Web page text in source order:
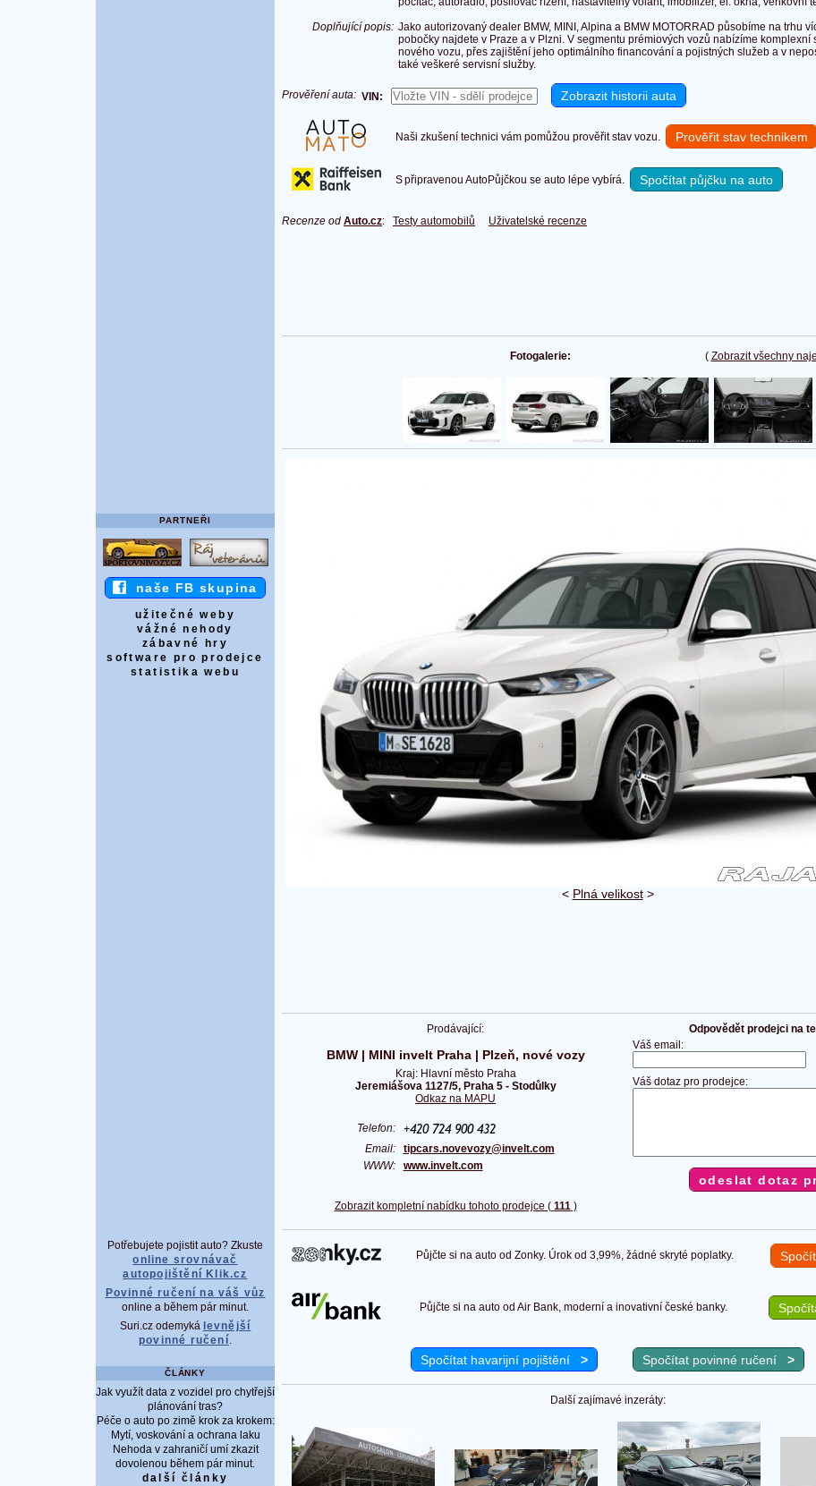
PARTNEŘI
naše FB skupina
užitečné weby
vážné nehody
zábavné hry
software pro prodejce
statistika webu
Potřebujete pojistit auto? Zkuste
online srovnávač
autopojištění Klik.cz
Povinné ručení na váš vůz
online a během pár minut.
Suri.cz odemyká levnější
povinné ručení.
ČLÁNKY
Jak využít data z vozidel pro chytřejší
plánování tras?
Péče o auto po zimě krok za krokem:
Mytí, voskování a ochrana laku
Nehoda v zahraničí umí zkazit
dovolenou během pár minut.
další články
Doplňující popis: Jako autorizovaný dealer BMW, MINI, Alpina a BMW MOTORRAD působíme na trhu
pobočky najdete v Praze a v Plzni. V segmentu prémiových vozů nabízíme komplexní
nového vozu, přes zajištění jeho optimálního financování a pojistných služeb a v
také veškeré servisní služby.
Prověření auta: VIN:
Naši zkušení technici vám pomůžou prověřit stav vozu. Prověřit stav technikem
S připravenou AutoPůjčkou se auto lépe vybírá. Spočítat půjčku na auto
Recenze od Auto.cz: Testy automobilů Uživatelské recenze
( Zobrazit všechny
Fotogalerie:
< Plná velikost>
Prodávající:
BMW | MINI invelt Praha | Plzeň, nové vozy
Kraj: Hlavní město Praha
Jeremiášova 1127/5, Praha 5 - Stodůlky
Odkaz na MAPU
Telefon:
Email: tipcars.novevozy@invelt.com
WWW: www.invelt.com
Zobrazit kompletní nabídku tohoto prodejce ( 111)
Odpovědět prodejci na
Váš email:
Váš dotaz pro prodejce:
Půjčte si na auto od Zonky. Úrok od 3,99%, žádné skryté poplatky.
Půjčte si na auto od Air Bank, moderní a inovativní české banky.
Spočítat havarijní pojištění > Spočítat povinné ručení >
Další zajímavé inzeráty: